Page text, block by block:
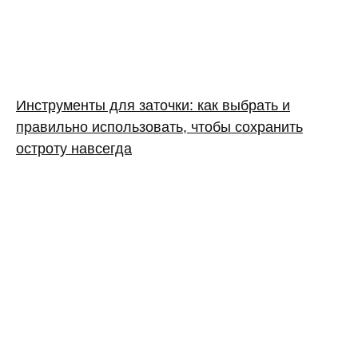
Инструменты для заточки: как выбрать и
правильно использовать, чтобы сохранить
остроту навсегда